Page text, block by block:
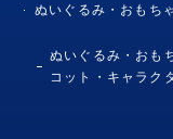
ぬいぐるみ・おもち
ぬいぐるみ・おも
コット・キャラク